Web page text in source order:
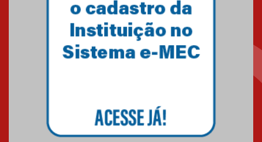
Como o Colégio Mackenzie
Brasília prepara seus
estudantes para o PAS antes
mesmo do Ensino Médio
04.08.2026